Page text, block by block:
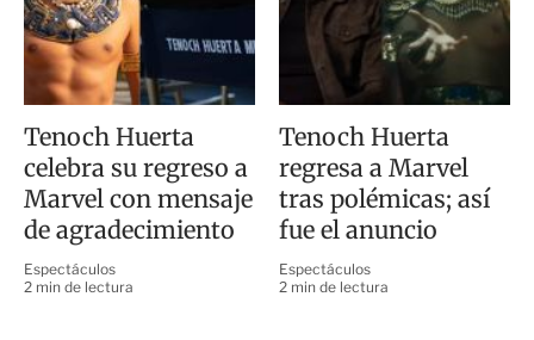
Tenoch Huerta
celebra su regreso a
Marvel con mensaje
de agradecimiento
Espectáculos
2 min de lectura
Tenoch Huerta
regresa a Marvel
tras polémicas; así
fue el anuncio
Espectáculos
2 min de lectura